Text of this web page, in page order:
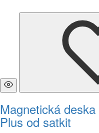
Magnetická
Plus od satkit